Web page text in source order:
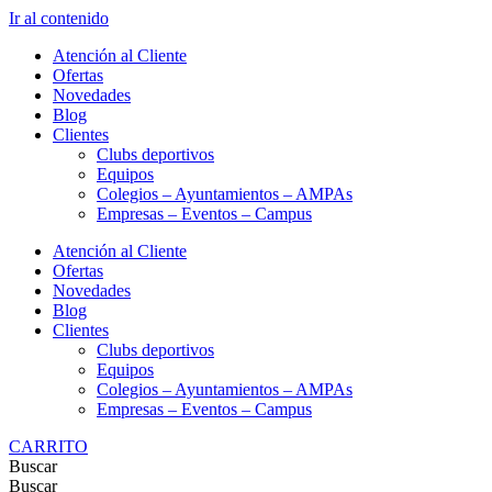
Ir al contenido
Atención al Cliente
Ofertas
Novedades
Blog
Clientes
Clubs deportivos
Equipos
Colegios – Ayuntamientos – AMPAs
Empresas – Eventos – Campus
Atención al Cliente
Ofertas
Novedades
Blog
Clientes
Clubs deportivos
Equipos
Colegios – Ayuntamientos – AMPAs
Empresas – Eventos – Campus
CARRITO
Buscar
Buscar